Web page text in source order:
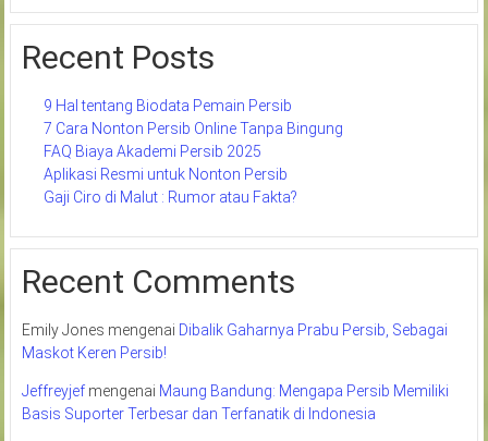
Recent Posts
9 Hal tentang Biodata Pemain Persib
7 Cara Nonton Persib Online Tanpa Bingung
FAQ Biaya Akademi Persib 2025
Aplikasi Resmi untuk Nonton Persib
Gaji Ciro di Malut : Rumor atau Fakta?
Recent Comments
Emily Jones mengenai Dibalik Gaharnya Prabu Persib, Sebagai
Maskot Keren Persib!
Jeffreyjefmengenai Maung Bandung: Mengapa Persib Memiliki
Basis Suporter Terbesar dan Terfanatik di Indonesia